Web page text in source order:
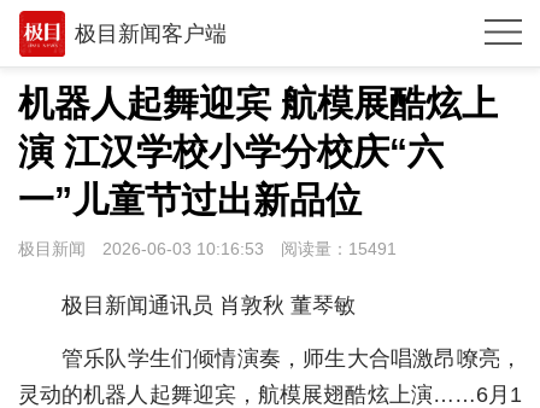
极目新闻客户端
推荐
观点
时政
湖北
环球
机器人起舞迎宾 航模展酷炫上
演 江汉学校小学分校庆“六
一”儿童节过出新品位
极目新闻 2026-06-03 10:16:53 阅读量： 15491
极目新闻通讯员 肖敦秋 董琴敏
管乐队学生们倾情演奏，师生大合唱激昂嘹亮，
灵动的机器人起舞迎宾，航模展翅酷炫上演……6月1